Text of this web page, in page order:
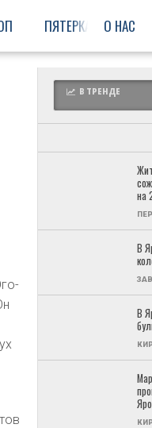
ПЯТЕРКА О НАС
В ТРЕНДЕ
на
В
В